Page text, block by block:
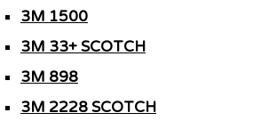
3M 1500
3M 33+ SCOTCH
3M 898
3M 2228 SCOTCH